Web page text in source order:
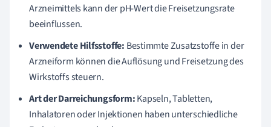
Arzneimittels kann der pH-Wert die Freisetzungsrate
beeinflussen.
Verwendete Hilfsstoffe: Bestimmte Zusatzstoffe in der
Arzneiform können die Auflösung und Freisetzung des
Wirkstoffs steuern.
Art der Darreichungsform:Kapseln, Tabletten,
Inhalatoren oder Injektionen haben unterschiedliche